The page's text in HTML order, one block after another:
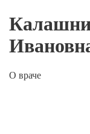
О враче